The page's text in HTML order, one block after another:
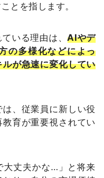
とを指します。
いる理由は、 AIやデ
の多様化などによっ
が急速に変化してい
、従業員に新しい役
育が重要視されてい
大丈夫かな…」と将来